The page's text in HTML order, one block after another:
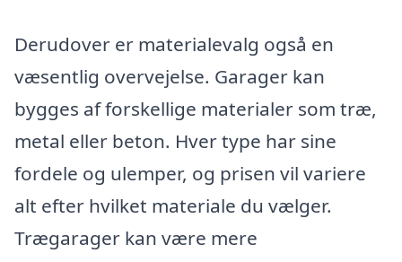
Derudover er materialevalg også en
væsentlig overvejelse. Garager kan
bygges af forskellige materialer som træ,
metal eller beton. Hver type har sine
fordele og ulemper, og prisen vil variere
alt efter hvilket materiale du vælger.
Trægarager kan være mere